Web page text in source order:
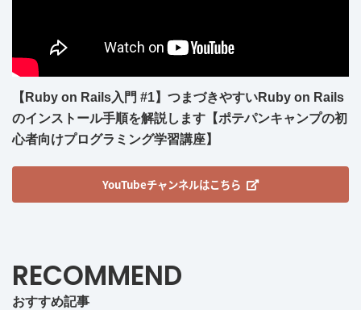
【Ruby on Rails入門 #1】つまづきやすいRuby on Rails
のインストール手順を解説します【ポテパンキャンプの初
心者向けプログラミング学習講座】
YouTubeチャンネルはこちら
RECOMMEND
おすすめ記事